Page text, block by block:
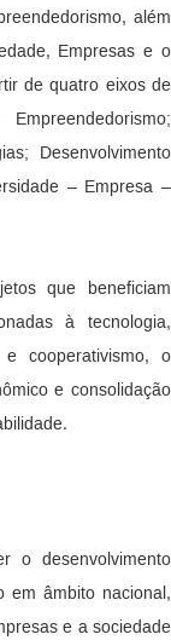
além
Empresas e o
de quatro eixos de
Desenvolvimento
– Empresa –
que beneficiam
à tecnologia,
e cooperativismo, o
e consolidação
o desenvolvimento
em âmbito nacional,
e a sociedade